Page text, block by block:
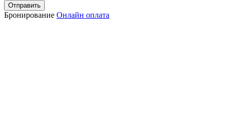
Отправить
Бронирование Онлайн оплата